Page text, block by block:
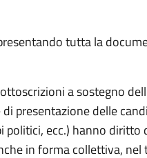
tutta la
a sostegno
presentazione delle
politici, ecc.) hanno
in forma collettiva,